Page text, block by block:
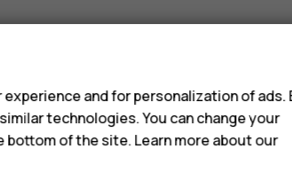
and for personalization of ads.
technologies. You can change your
of the site. Learn more about our